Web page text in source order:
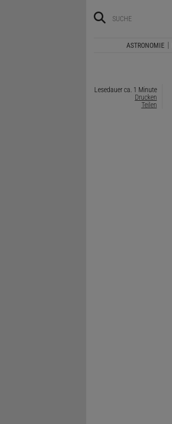
ASTRONOMIE
Lesedauer ca. 1 Minute
Drucken
Teilen